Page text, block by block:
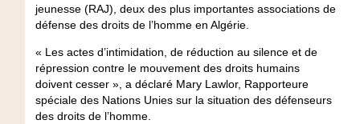
jeunesse (RAJ), deux des plus importantes associations de
défense des droits de l’homme en Algérie.
« Les actes d’intimidation, de réduction au silence et de
répression contre le mouvement des droits humains
doivent cesser », a déclaré Mary Lawlor, Rapporteure
spéciale des Nations Unies sur la situation des défenseurs
des droits de l’homme.